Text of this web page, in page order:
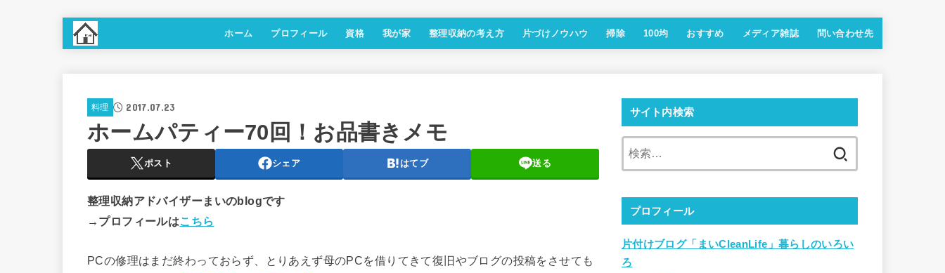
ホーム プロフィール 資格 我が家 整理収納の考え方 片づけノウハウ 掃除 100均 おすすめ メディア雑誌 問い合わせ先
料理 2017.07.23
ホームパティー70回！お品書きメモ
ポスト シェア はてブ 送る
整理収納アドバイザーまいのblogです
→プロフィールはこちら
PCの修理はまだ終わっておらず、とりあえず母のPCを借りてきて復旧やブログの投稿をさせても
サイト内検索
プロフィール
片付けブログ「まいCleanLife」暮らしのいろい
ろ